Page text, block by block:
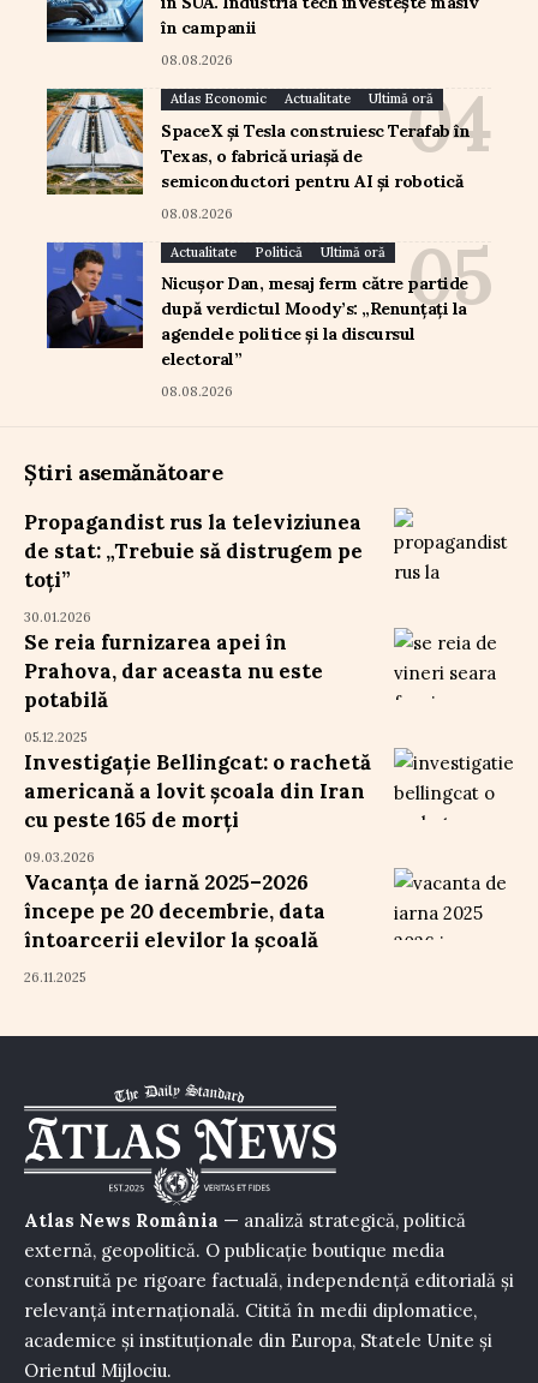
în campanii
08.08.2026
Atlas Economic Actualitate Ultimă oră
SpaceX și Tesla construiesc Terafab în
Texas, o fabrică uriașă de
semiconductori pentru AI și robotică
08.08.2026
Actualitate Politică Ultimă oră
Nicușor Dan, mesaj ferm către partide
după verdictul Moody’s: „Renunțați la
agendele politice și la discursul
electoral”
08.08.2026
Știri asemănătoare
Propagandist rus la televiziunea
de stat: „Trebuie să distrugem pe
toți”
30.01.2026
Se reia furnizarea apei în
Prahova, dar aceasta nu este
potabilă
05.12.2025
Investigație Bellingcat: o rachetă
americană a lovit școala din Iran
cu peste 165 de morți
09.03.2026
Vacanța de iarnă 2025–2026
începe pe 20 decembrie, data
întoarcerii elevilor la școală
26.11.2025
Atlas News România — analiză strategică, politică
externă, geopolitică. O publicație boutique media
construită pe rigoare factuală, independență editorială și
relevanță internațională. Citită în medii diplomatice,
academice și instituționale din Europa, Statele Unite și
Orientul Mijlociu.